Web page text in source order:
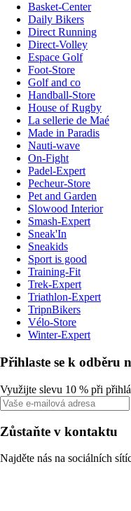
Basket-Center
Daily Bikers
Direct Running
Direct-Volley
Espace Golf
Foot-Store
Golf and co
Handball-Store
House of Rugby
La sellerie de Maé
Made in Paradis
Nauti-wave
On-Fight
Padel-Expert
Pecheur-Store
Pet and Garden
Slowood Interior
Smash-Expert
Sneak'In
Sneakids
Sport is good
Training-Fit
Trek-Expert
Triathlon-Expert
TripnBikers
Vélo-Store
Winter-Expert
Přihlaste se k odběru
Využijte slevu 10 % při
Zůstaňte v kontaktu
Najděte nás na sociálních